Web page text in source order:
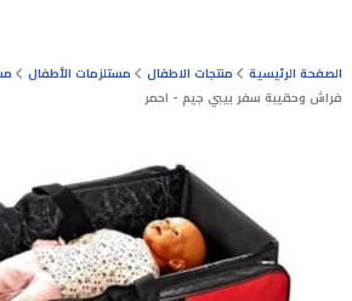
الصفحة الرئيسية منتجات الاطفال مستلزمات الأطفال
فراش وحقيبة سفر بيبي جيم - احمر